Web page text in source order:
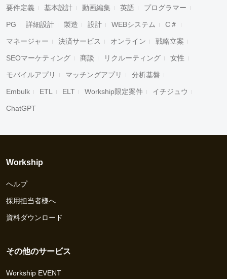
要件定義 基本設計 動画編集 英語 プログラマー
PG 詳細設計 製造 設計 WEBシステム C＃
マネージャー 決済サービス オンライン 戦略立案
SEOマーケティング 商談 リクルーティング 女性
モバイルアプリ マッチングアプリ 分析基盤
Embulk ETL ELT Workship限定案件 イチジュウ
ChatGPT
Workship
ヘルプ
採用担当者様へ
資料ダウンロード
その他のサービス
Workship EVENT